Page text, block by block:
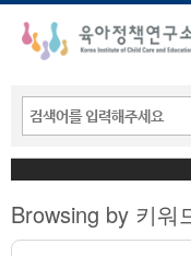
Browsing by 키워